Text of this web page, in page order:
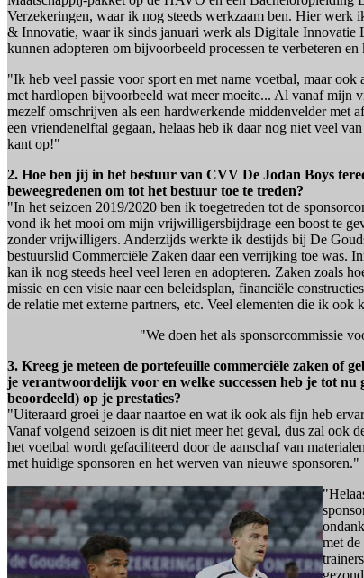
Verzekeringen, waar ik nog steeds werkzaam ben. Hier werk
& Innovatie, waar ik sinds januari werk als Digitale Innovatie
kunnen adopteren om bijvoorbeeld processen te verbeteren
"Ik heb veel passie voor sport en met name voetbal, maar
met hardlopen bijvoorbeeld wat meer moeite... Al vanaf mijn
mezelf omschrijven als een hardwerkende middenvelder met
een vriendenelftal gegaan, helaas heb ik daar nog niet veel
kant op!"
2. Hoe ben jij in het bestuur van CVV De Jodan Boys
beweegredenen om tot het bestuur toe te treden?
"In het seizoen 2019/2020 ben ik toegetreden tot de
vond ik het mooi om mijn vrijwilligersbijdrage een boost te
zonder vrijwilligers. Anderzijds werkte ik destijds bij De
bestuurslid Commerciële Zaken daar een verrijking toe was.
kan ik nog steeds heel veel leren en adopteren. Zaken zoals
missie en een visie naar een beleidsplan, financiële
de relatie met externe partners, etc. Veel elementen die ik
"We doen het als sponsorcommissie
3. Kreeg je meteen de portefeuille commerciële zaken of
je verantwoordelijk voor en welke successen heb je tot
beoordeeld) op je prestaties?
"Uiteraard groei je daar naartoe en wat ik ook als fijn heb
Vanaf volgend seizoen is dit niet meer het geval, dus zal ook
het voetbal wordt gefaciliteerd door de aanschaf van
met huidige sponsoren en het werven van nieuwe sponsoren."
met